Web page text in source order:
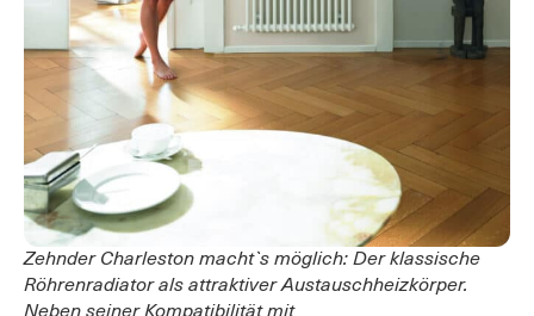
Zehnder Charleston macht`s möglich: Der klassische
Röhrenradiator als attraktiver Austauschheizkörper.
Neben seiner Kompatibilität mit